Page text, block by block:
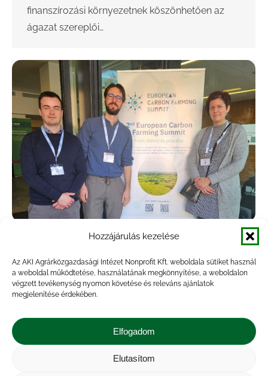
Hozzájárulás kezelése
Az AKI Agrárközgazdasági Intézet Nonprofit Kft. weboldala sütiket használ
a weboldal működtetése, használatának megkönnyítése, a weboldalon
végzett tevékenység nyomon követése és releváns ajánlatok
megjelenítése érdekében.
Elfogadom
Elutasítom
finanszírozási környezetnek köszönhetően az
ágazat szereplői…
Az EU carbon farming csúcstalálkozóján
vettek részt az AKI munkatársai
Hírek,Innováció,Rendezvény BySzabó Zoltán
2025.03.20.
2025. március 4–6. között tartották meg
Dublinban a 2. Európai carbon farming
csúcstalálkozót, melyen az AKI Innovációt és